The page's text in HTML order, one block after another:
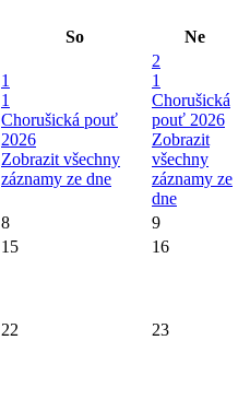
So Ne
1
1
Chorušická pouť
2026
Zobrazit všechny
záznamy ze dne
2
1
Chorušická
pouť 2026
Zobrazit
všechny
záznamy ze
dne
8
9
15 16
22 23